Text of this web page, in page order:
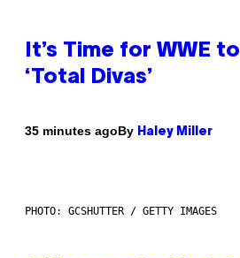
It’s Time for WWE
‘Total Divas’
35 minutes agoBy Haley Miller
PHOTO: GCSHUTTER / GETTY IMAGES